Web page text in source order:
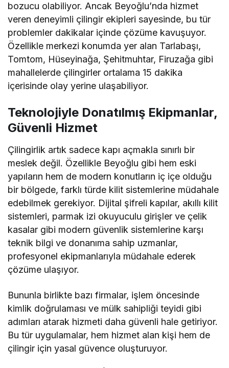
bozucu olabiliyor. Ancak Beyoğlu’nda hizmet
veren deneyimli çilingir ekipleri sayesinde, bu tür
problemler dakikalar içinde çözüme kavuşuyor.
Özellikle merkezi konumda yer alan Tarlabaşı,
Tomtom, Hüseyinağa, Şehitmuhtar, Firuzağa gibi
mahallelerde çilingirler ortalama 15 dakika
içerisinde olay yerine ulaşabiliyor.
Teknolojiyle Donatılmış Ekipmanlar,
Güvenli Hizmet
Çilingirlik artık sadece kapı açmakla sınırlı bir
meslek değil. Özellikle Beyoğlu gibi hem eski
yapıların hem de modern konutların iç içe olduğu
bir bölgede, farklı türde kilit sistemlerine müdahale
edebilmek gerekiyor. Dijital şifreli kapılar, akıllı kilit
sistemleri, parmak izi okuyuculu girişler ve çelik
kasalar gibi modern güvenlik sistemlerine karşı
teknik bilgi ve donanıma sahip uzmanlar,
profesyonel ekipmanlarıyla müdahale ederek
çözüme ulaşıyor.
Bununla birlikte bazı firmalar, işlem öncesinde
kimlik doğrulaması ve mülk sahipliği teyidi gibi
adımları atarak hizmeti daha güvenli hale getiriyor.
Bu tür uygulamalar, hem hizmet alan kişi hem de
çilingir için yasal güvence oluşturuyor.